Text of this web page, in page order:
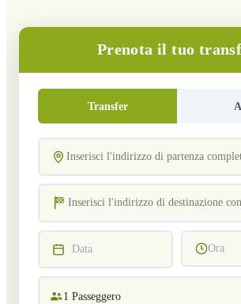
Prenota il tuo
Transfer
Data Ora
1 Passeggero